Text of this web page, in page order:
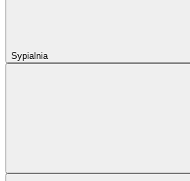
Sypialnia